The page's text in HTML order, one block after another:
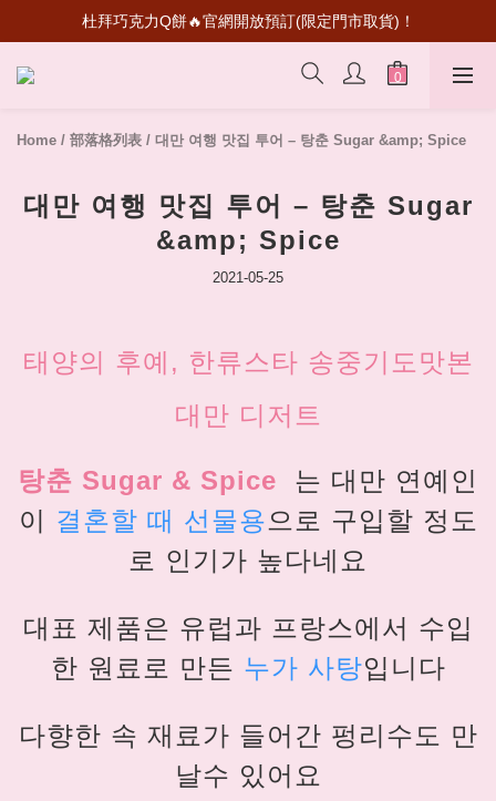
超級瑪利歐聯名登場！送禮收藏一次滿足
杜拜巧克力Q餅🔥官網開放預訂(限定門市取貨)！
首次加入會員💰送50元購物金
Home / 部落格列表 / 대만 여행 맛집 투어 – 탕춘 Sugar &amp; Spice
대만 여행 맛집 투어 – 탕춘 Sugar
&amp; Spice
2021-05-25
태양의 후예, 한류스타 송중기도맛본
대만 디저트
탕춘 Sugar & Spice
는 대만 연예인
이 결혼할 때 선물용으로 구입할 정도
로 인기가 높다네요
대표 제품은 유럽과 프랑스에서 수입
한 원료로 만든 누가 사탕입니다
다향한 속 재료가 들어간 펑리수도 만
날수 있어요